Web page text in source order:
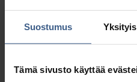
Suostumus
Tämä sivusto käyttää
AR­TE­SAA­NI